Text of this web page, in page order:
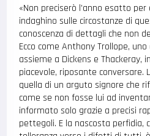
«Non preciserò l’anno esatto
indaghino sulle circostanze di
conoscenza di dettagli che non
Ecco come Anthony Trollope,
assieme a Dickens e Thackeray,
piacevole, riposante conversare.
quella di un arguto signore che
come se non fosse lui ad
informato solo grazie a precisi
pettegoli. E la nascosta perfidia,